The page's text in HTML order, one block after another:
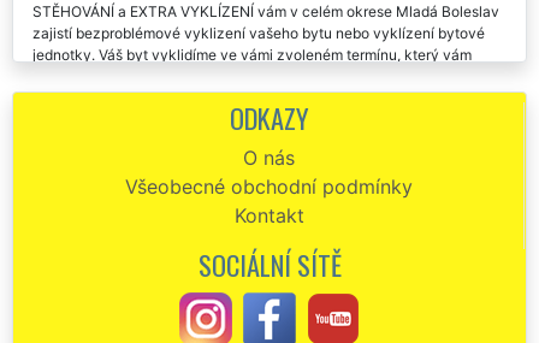
STĚHOVÁNÍ a EXTRA VYKLÍZENÍ vám v celém okrese Mladá Boleslav
zajistí bezproblémové vyklizení vašeho bytu nebo vyklízení bytové
jednotky. Váš byt vyklidíme ve vámi zvoleném termínu, který vám
zahrnuje likvidaci a odvoz likvidovaných věcí na skládku. V případě
zájmu zajistíme přistavení kontejneru či kontejnerů na likvidovaný
Tato firma mi zajišťovala vyklízení garáže v Katusicích. Musím
uznat že chlapi byli velmi šikovný. I cena bylo super.
Děkuju za včerejší vyklízení garáže v Katusicích. Výborná
ODKAZY
O nás
Všeobecné obchodní podmínky
Kontakt
SOCIÁLNÍ SÍTĚ